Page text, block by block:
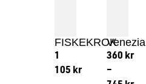
FISKEKROK
1
105 kr
Venezia
360 kr
–